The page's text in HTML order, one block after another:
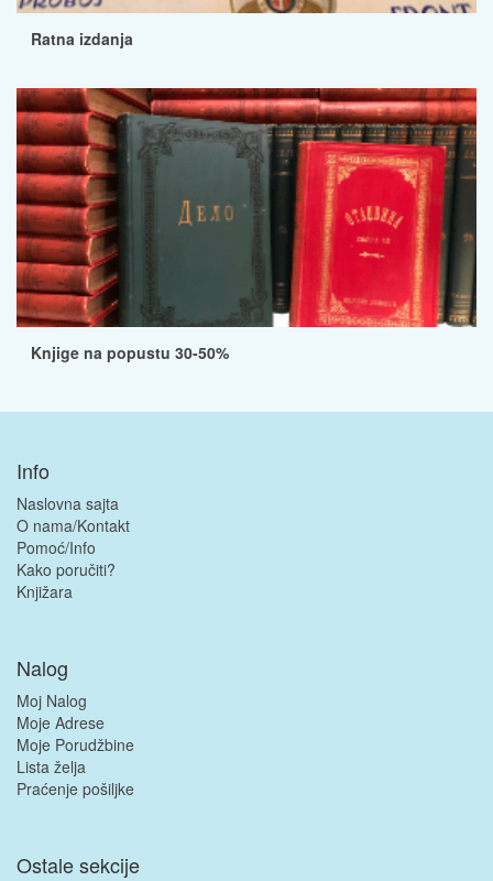
Ratna izdanja
Knjige na popustu 30-50%
Info
Naslovna sajta
O nama/Kontakt
Pomoć/Info
Kako poručiti?
Knjižara
Nalog
Moj Nalog
Moje Adrese
Moje Porudžbine
Lista želja
Praćenje pošiljke
Ostale sekcije